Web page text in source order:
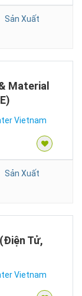
Sản Xuất
Material
Vietnam
Sản Xuất
Tử,
Vietnam